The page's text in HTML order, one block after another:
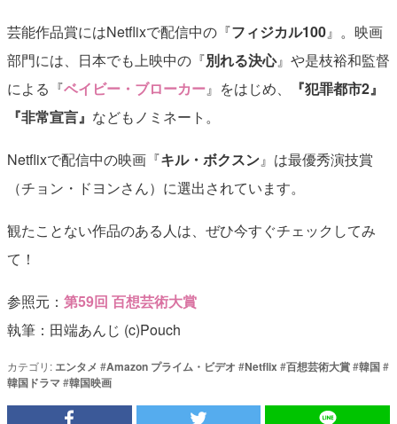
芸能作品賞にはNetflixで配信中の『フィジカル100』。映画
部門には、日本でも上映中の『別れる決心』や是枝裕和監督
による『ベイビー・ブローカー』をはじめ、
『犯罪都市2』
『非常宣言』 などもノミネート。
Netflixで配信中の映画『キル・ボクスン』は最優秀演技賞
（チョン・ドヨンさん）に選出されています。
観たことない作品のある人は、ぜひ今すぐチェックしてみ
て！
参照元： 第59回 百想芸術大賞
執筆：田端あんじ (c)Pouch
カテゴリ: エンタメ #Amazon プライム・ビデオ #Netflix #百想芸術大賞#韓国#
韓国ドラマ#韓国映画